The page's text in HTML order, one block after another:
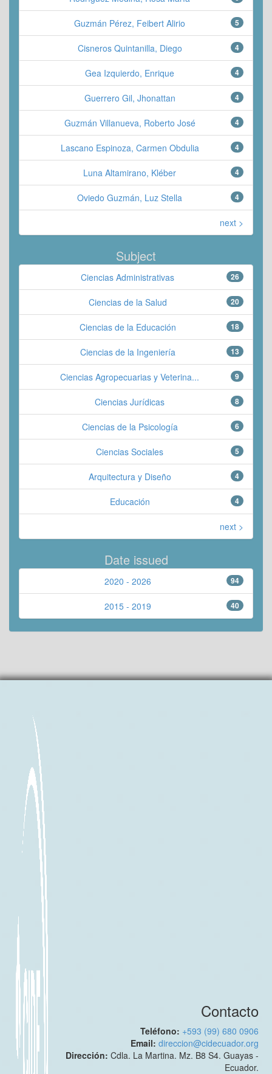
5
Guzmán Pérez, Feibert Alirio
4
Cisneros Quintanilla, Diego
4
Gea Izquierdo, Enrique
4
Guerrero Gil, Jhonattan
4
Guzmán Villanueva, Roberto José
4
Lascano Espinoza, Carmen Obdulia
4
Luna Altamirano, Kléber
4
Oviedo Guzmán, Luz Stella
next >
Subject
26
Ciencias Administrativas
20
Ciencias de la Salud
18
Ciencias de la Educación
13
Ciencias de la Ingeniería
9
Ciencias Agropecuarias y Veterina...
8
Ciencias Jurídicas
6
Ciencias de la Psicología
5
Ciencias Sociales
4
Arquitectura y Diseño
4
Educación
next >
Date issued
94
2020 - 2026
40
2015 - 2019
Contacto
Teléfono: +593 (99) 680 0906
Email:direccion@cidecuador.org
Dirección:Cdla. La Martina. Mz. B8 S4. Guayas -
Ecuador.